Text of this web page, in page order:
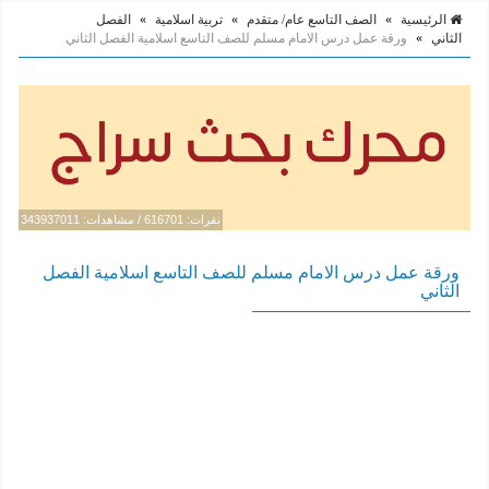
الرئيسية » الصف التاسع عام/ متقدم » تربية اسلامية »
الفصل
الثاني » ورقة عمل درس الامام مسلم للصف التاسع اسلامية الفصل الثاني
نقرات: 616701 / مشاهدات: 343937011
ورقة عمل درس الامام مسلم للصف التاسع اسلامية الفصل
الثاني